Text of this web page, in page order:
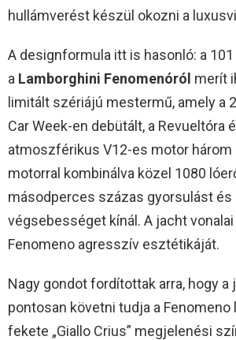
hullámverést készül okozni a
A designformula itt is hasonló: a
a Lamborghini Fenomenóról merít
limitált szériájú mestermű, amely a
Car Week-en debütált, a Revueltóra
atmoszférikus V12-es motor
motorral kombinálva közel 1080
másodperces százas gyorsulást
végsebességet kínál. A jacht
Fenomeno agresszív esztétikáját.
Nagy gondot fordítottak arra, hogy a
pontosan követni tudja a Fenomeno
fekete „Giallo Crius” megjelenési